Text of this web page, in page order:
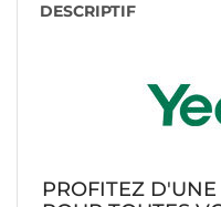
DESCRIPTIF
PROFITEZ